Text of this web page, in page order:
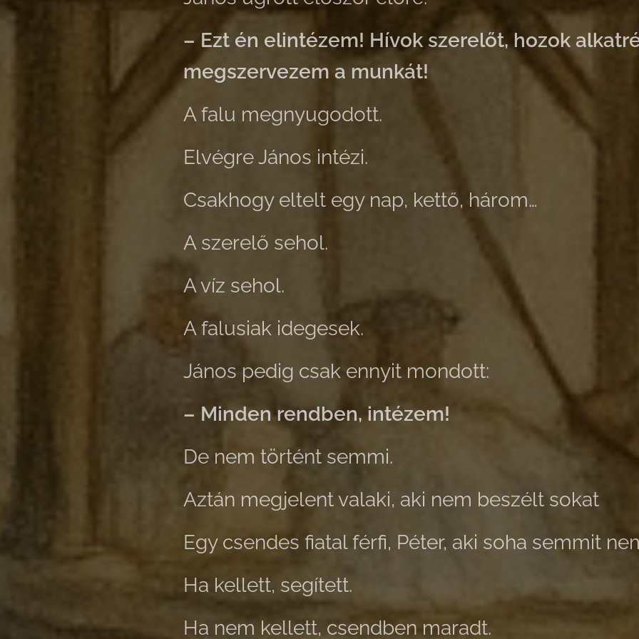
– Ezt én elintézem! Hívok szerelőt, hozok
megszervezem a munkát!
A falu megnyugodott.
Elvégre János intézi.
Csakhogy eltelt egy nap, kettő, három…
A szerelő sehol.
A víz sehol.
A falusiak idegesek.
János pedig csak ennyit mondott:
– Minden rendben, intézem!
De nem történt semmi.
Aztán megjelent valaki, aki nem beszélt sokat
Egy csendes fiatal férfi, Péter, aki soha semmit
Ha kellett, segített.
Ha nem kellett, csendben maradt.